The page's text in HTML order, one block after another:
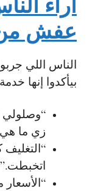
عفش
الناس اللي
بيأكدوا إنها
زي ما
اتخبطت.”
“الأسعار